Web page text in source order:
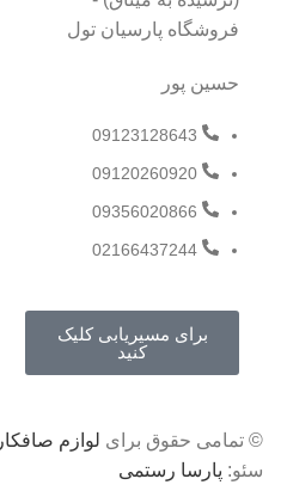
فروشگاه پارسیان تول
حسین پور
09123128643
09120260920
09356020866
02166437244
برای مسیریابی کلیک
کنید
© تمامی حقوق برای لوازم
سئو: پارسا رستمی